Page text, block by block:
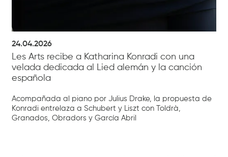
24.04.2026
Les Arts recibe a Katharina Konradi con una
velada dedicada al Lied alemán y la canción
española
Acompañada al piano por Julius Drake, la propuesta de
Konradi entrelaza a Schubert y Liszt con Toldrà,
Granados, Obradors y García Abril